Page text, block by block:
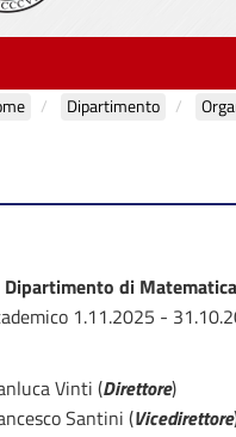
Dipartimento
Dipartimento di
1.11.2025 -
Vinti (Direttore)
Santini (Vicedirettore